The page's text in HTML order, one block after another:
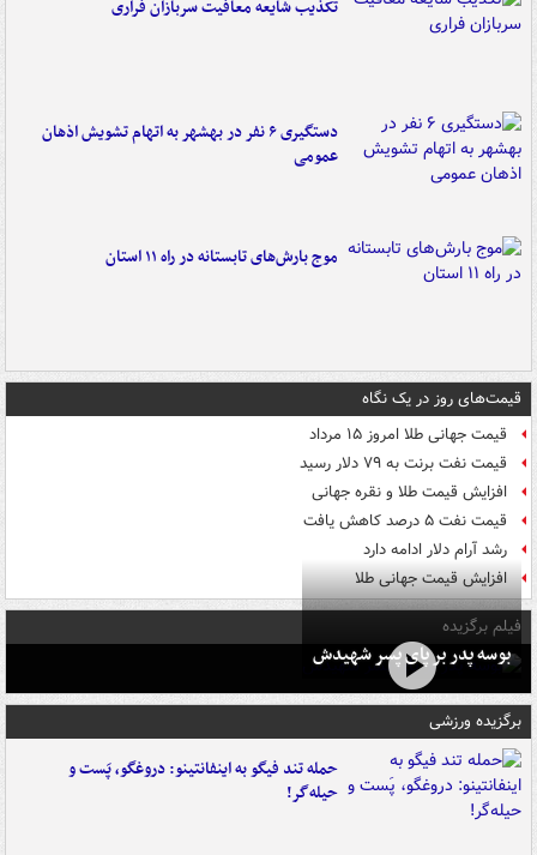
تکذیب شایعه معافیت سربازان فراری
دستگیری ۶ نفر در بهشهر به اتهام تشویش اذهان
عمومی
موج بارش‌های تابستانه در راه ۱۱ استان
قیمت‌های روز در یک نگاه
قیمت جهانی طلا امروز ۱۵ مرداد
قیمت نفت برنت به ۷۹ دلار رسید
افزایش قیمت طلا و نقره جهانی
قیمت نفت ۵ درصد کاهش یافت
رشد آرام دلار ادامه دارد
افزایش قیمت جهانی طلا
فیلم برگزیده
بوسه‌ پدر بر پای پسر شهیدش
برگزیده ورزشی
حمله تند فیگو به اینفانتینو: دروغگو، پَست‌ و
حیله‌گر!